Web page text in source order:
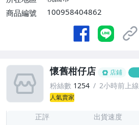
商品編號
100958404862
懷舊柑仔店 店鋪
粉絲數 1254 2小時前上線
人氣賣家
正評 出貨速度